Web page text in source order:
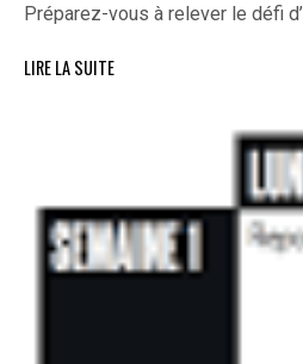
Préparez-vous à relever le défi
LIRE LA SUITE